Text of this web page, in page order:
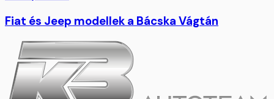
Fiat és Jeep modellek a Bácska Vágtán